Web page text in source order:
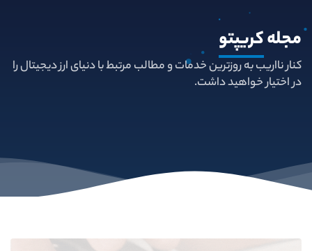
مجلهکریپتو
کنار نااریب به روزترین خدمات و مطالب مرتبط با دنیای ارز دیجیتال را
در اختیار خواهید داشت.